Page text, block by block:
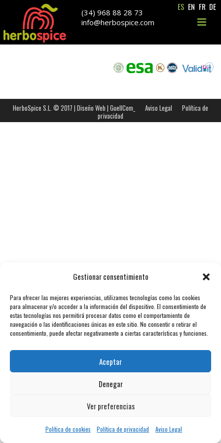
Gestionar consentimiento
Para ofrecer las mejores experiencias, utilizamos tecnologías como las cookies
para almacenar y/o acceder a la información del dispositivo. El consentimiento de
estas tecnologías nos permitirá procesar datos como el comportamiento de
navegación o las identificaciones únicas en este sitio. No consentir o retirar el
consentimiento, puede afectar negativamente a ciertas características y funciones.
Aceptar
Denegar
Ver preferencias
Política de cookies Política de privacidad Aviso Legal
ES EN FR DE
(34) 968 88 28 73
info@herbospice.com
HerboSpice S.L. © 2017 | Diseño Web | GuellCom_ Aviso Legal
Política de
privacidad